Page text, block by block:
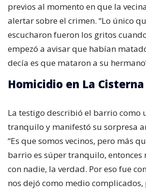
previos al momento en que la
alertar sobre el crimen. “Lo único
escucharon fueron los gritos
empezó a avisar que habían
decía es que mataron a su
Homicidio en La Cisterna
La testigo describió el barrio como
tranquilo y manifestó su sorpresa
“Es que somos vecinos, pero más
barrio es súper tranquilo, entonces
con nadie, la verdad. Por eso fue
nos dejó como medio